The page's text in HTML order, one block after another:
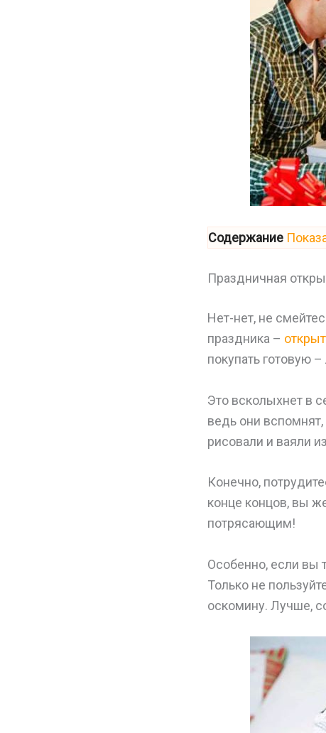
Содержание
Праздничная
Нет-нет, не
праздника –
покупать готовую
Это всколыхнет в
ведь они
рисовали и ваяли
Конечно,
конце концов, вы
потрясающим!
Особенно, если вы
Только не
оскомину. Лучше,